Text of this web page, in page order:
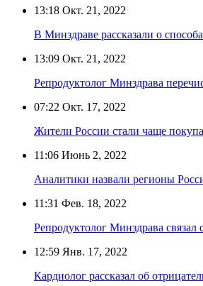
13:18 Окт. 21, 2022
В Минздраве рассказали о
13:09 Окт. 21, 2022
Репродуктолог Минздрава
07:22 Окт. 17, 2022
Жители России стали чаще
11:06 Июнь 2, 2022
Аналитики назвали регионы
11:31 Фев. 18, 2022
Репродуктолог Минздрава
12:59 Янв. 17, 2022
Кардиолог рассказал об